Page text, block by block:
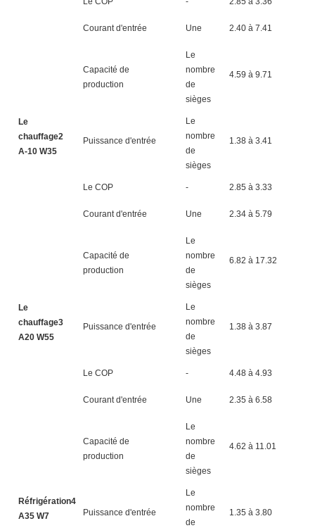
Courant d'entrée Une 2.40 à 7.41
Le
chauffage2
A-10 W35
Capacité de
production
Le
nombre
de
sièges
4.59 à 9.71
Puissance d'entrée
Le
nombre
de
sièges
1.38 à 3.41
Le COP - 2.85 à 3.33
Courant d'entrée Une 2.34 à 5.79
Le
chauffage3
A20 W55
Capacité de
production
Le
nombre
de
sièges
6.82 à 17.32
Puissance d'entrée
Le
nombre
de
sièges
1.38 à 3.87
Le COP - 4.48 à 4.93
Courant d'entrée Une 2.35 à 6.58
Réfrigération4
A35 W7
Capacité de
production
Le
nombre
de
sièges
4.62 à 11.01
Puissance d'entrée
Le
nombre
de
1.35 à 3.80